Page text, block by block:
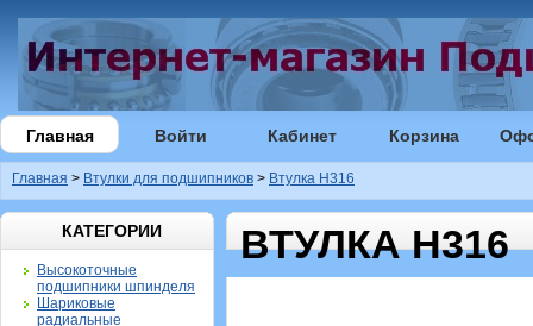
Главная Войти Кабинет Корзина
Главная > Втулки для подшипников > Втулка H316
КАТЕГОРИИ
Высокоточные
подшипники шпинделя
Шариковые
радиальные
ВТУЛКА H316